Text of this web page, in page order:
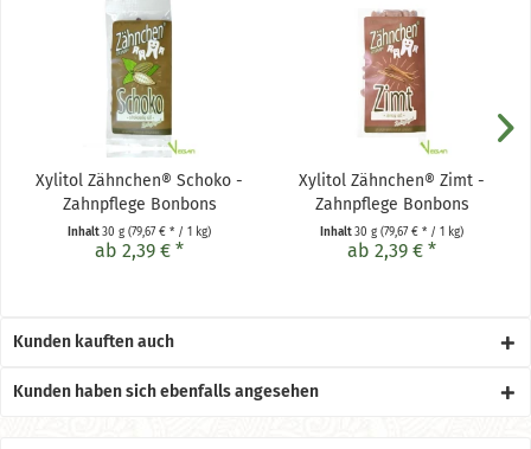
Xylitol Zähnchen® Schoko -
Zahnpflege Bonbons
Inhalt30 g (79,67 € * / 1 kg)
ab 2,39 € *
Xylitol Zähnchen® Zimt -
Zahnpflege Bonbons
Inhalt30 g (79,67 € * / 1 kg)
ab 2,39 € *
Kunden kauften auch
Kunden haben sich ebenfalls angesehen